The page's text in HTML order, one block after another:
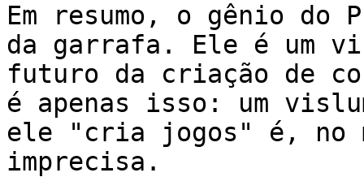
Em resumo, o gênio do
da garrafa. Ele é um
futuro da criação de
é apenas isso: um
ele "cria jogos" é, no
imprecisa.